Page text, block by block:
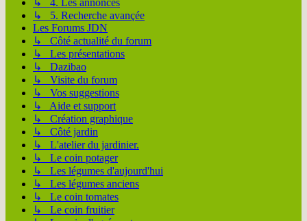
↳ 4. Les annonces
↳ 5. Recherche avançée
Les Forums JDN
↳ Côté actualité du forum
↳ Les présentations
↳ Dazibao
↳ Visite du forum
↳ Vos suggestions
↳ Aide et support
↳ Création graphique
↳ Côté jardin
↳ L'atelier du jardinier.
↳ Le coin potager
↳ Les légumes d'aujourd'hui
↳ Les légumes anciens
↳ Le coin tomates
↳ Le coin fruitier